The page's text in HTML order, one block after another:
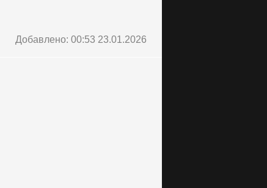
Добавлено: 00:53 23.01.2026